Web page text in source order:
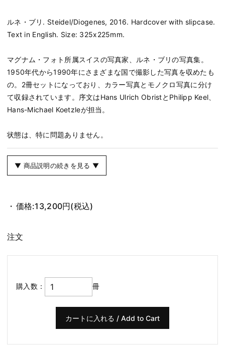
ルネ・ブリ. Steidel/Diogenes, 2016. Hardcover with slipcase.
Text in English. Size: 325x225mm.
マグナム・フォト所属スイスの写真家、ルネ・ブリの写真集。
1950年代から1990年にさまざまな国で撮影した写真を収めたも
の。2冊セットになっており、カラー写真とモノクロ写真に分け
て収録されています。序文はHans Ulrich ObristとPhilipp Keel、
Hans-Michael Koetzleが担当。
状態は、特に問題ありません。
▼ 商品説明の続きを見る ▼
価格:13,200円(税込)
注文
購入数： 冊